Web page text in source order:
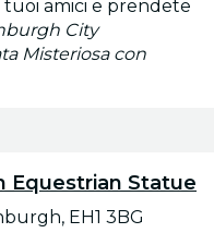
tuoi amici e prendete
City
Misteriosa con
Equestrian Statue
EH1 3BG